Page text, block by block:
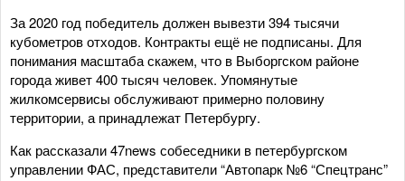
За 2020 год победитель должен вывезти 394 тысячи
кубометров отходов. Контракты ещё не подписаны. Для
понимания масштаба скажем, что в Выборгском районе
города живет 400 тысяч человек. Упомянутые
жилкомсервисы обслуживают примерно половину
территории, а принадлежат Петербургу.
Как рассказали 47news собеседники в петербургском
управлении ФАС, представители “Автопарк №6 “Спецтранс”